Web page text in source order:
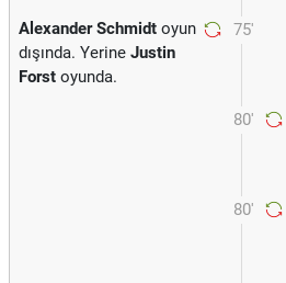
75'
Alexander Schmidt oyun
dışında. Yerine Justin
Forst oyunda.
80'
80'